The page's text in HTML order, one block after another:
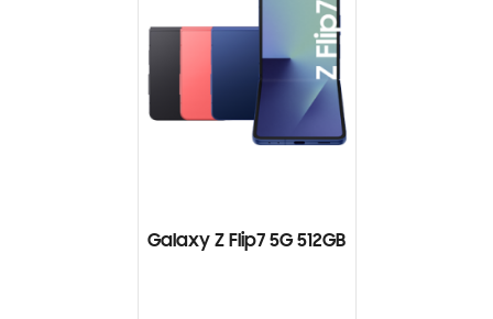
Galaxy Z Flip7 5G 512GB